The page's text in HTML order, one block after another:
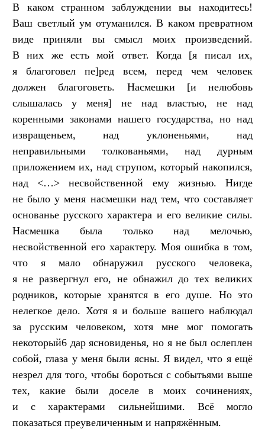
В каком странном заблуждении вы находитесь!
Ваш светлый ум отуманился. В каком превратном
виде приняли вы смысл моих произведений.
В них же есть мой ответ. Когда [я писал их,
я благоговел пе]ред всем, перед чем человек
должен благоговеть. Насмешки [и нелюбовь
слышалась у меня] не над властью, не над
коренными законами нашего государства, но над
извращеньем, над уклоненьями, над
неправильными толкованьями, над дурным
приложением их, над струпом, который накопился,
над <…> несвойственной ему жизнью. Нигде
не было у меня насмешки над тем, что составляет
основанье русского характера и его великие силы.
Насмешка была только над мелочью,
несвойственной его характеру. Моя ошибка в том,
что я мало обнаружил русского человека,
я не развергнул его, не обнажил до тех великих
родников, которые хранятся в его душе. Но это
нелегкое дело. Хотя я и больше вашего наблюдал
за русским человеком, хотя мне мог помогать
некоторый6 дар ясновиденья, но я не был ослеплен
собой, глаза у меня были ясны. Я видел, что я ещё
незрел для того, чтобы бороться с событьями выше
тех, какие были доселе в моих сочинениях,
и с характерами сильнейшими. Всё могло
показаться преувеличенным и напряжённым.